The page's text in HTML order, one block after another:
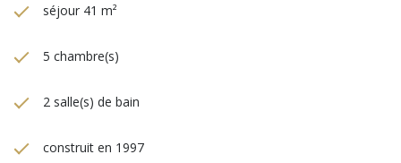
séjour 41 m²
5 chambre(s)
2 salle(s) de bain
construit en 1997